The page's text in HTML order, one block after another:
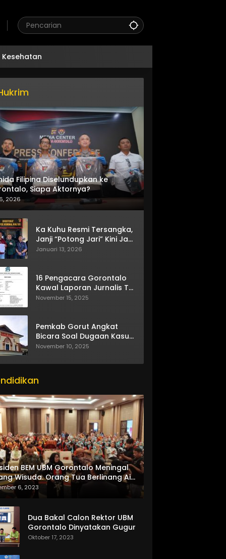
Kesehatan
Filipina Diselundupkan ke
Siapa Aktornya?
2026
Ka Kuhu Resmi Tersangka,
Janji “Potong Jari” Kini Jadi
Bumerang
Januari 13, 2026
16 Pengacara Gorontalo
Kawal Laporan Jurnalis TV
One
November 15, 2025
Pemkab Gorut Angkat
Bicara Soal Dugaan Kasus
Asusila Oknum ASN
November 10, 2025
BEM UBM Gorontalo Meningal
Wisuda. Orang Tua Berlinang Air
Menerima SKL dan Pemasangan
6, 2023
Dua Bakal Calon Rektor UBM
Gorontalo Dinyatakan Gugur
Oktober 17, 2023